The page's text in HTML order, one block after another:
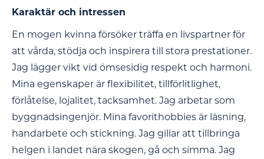
Karaktär och intressen
En mogen kvinna försöker träffa en livspartner för
att vårda, stödja och inspirera till stora prestationer.
Jag lägger vikt vid ömsesidig respekt och harmoni.
Mina egenskaper är flexibilitet, tillförlitlighet,
förlåtelse, lojalitet, tacksamhet. Jag arbetar som
byggnadsingenjör. Mina favorithobbies är läsning,
handarbete och stickning. Jag gillar att tillbringa
helgen i landet nära skogen, gå och simma. Jag